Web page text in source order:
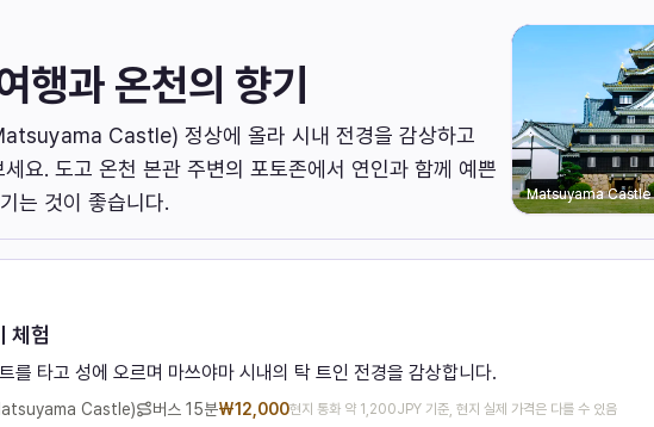
행과 온천의 향기
Castle) 정상에 올라 시내 전경을 감상하고
요. 도고 온천 본관 주변의 포토존에서 연인과 함께 예쁜
는 것이 좋습니다.
Matsuyama Castle
체험
를 타고 성에 오르며 마쓰야마 시내의 탁 트인 전경을 감상합니다.
Castle) 버스 15분₩12,000현지 통화 약 1,200JPY 기준, 현지 실제 가격은 다를 수 있음